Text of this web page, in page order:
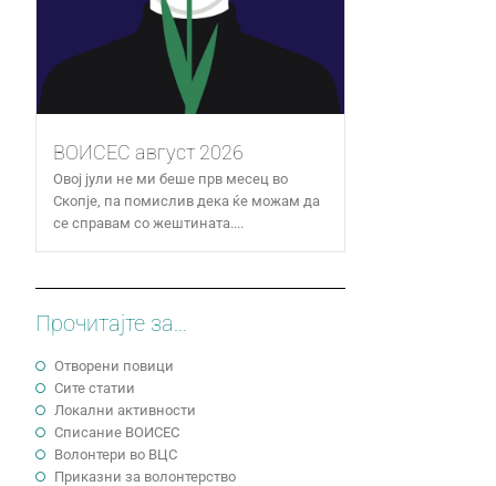
ВОИСЕС август 2026
Овој јули не ми беше прв месец во
Скопје, па помислив дека ќе можам да
се справам со жештината....
Прочитајте за...
Отворени повици
Сите статии
Локални активности
Cписание ВОИСЕС
Волонтери во ВЦС
Приказни за волонтерство